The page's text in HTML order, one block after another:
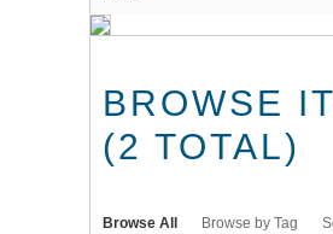
BROWSE
(2 TOTAL)
Browse All Browse by Tag